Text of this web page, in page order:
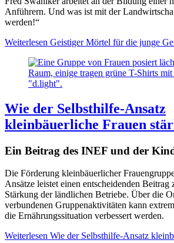
Anführern. Und was ist mit der
werden!“
Weiterlesen Geistiger Mörtel für die junge
Wie der Selbsthilfe-Ansatz
kleinbäuerliche Frauen
Ein Beitrag des INEF und der
Die Förderung kleinbäuerlicher
Ansätze leistet einen entscheidenden Beitrag
Stärkung der ländlichen Betriebe. Über die
verbundenen Gruppenaktivitäten kann
die Ernährungssituation verbessert werden.
Weiterlesen Wie der Selbsthilfe-Ansatz